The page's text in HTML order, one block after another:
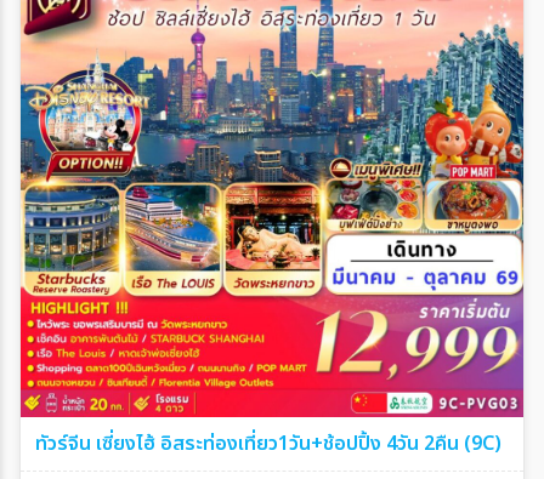
ทัวร์จีน เซี่ยงไฮ้ อิสระท่องเที่ยว1วัน+ช้อปปิ้ง 4วัน 2คืน (9C)